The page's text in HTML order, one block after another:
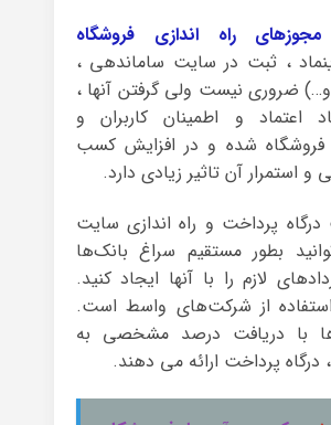
مجوزهای راه اندازی فروشگاه
، ثبت در سایت ساماندهی ،
و…) ضروری نیست ولی گرفتن آنها ،
اعتماد و اطمینان کاربران و
فروشگاه شده و در افزایش کسب
و استمرار آن تاثیر زیادی دارد.
درگاه پرداخت و راه اندازی سایت
بطور مستقیم سراغ بانک‌ها
لازم را با آنها ایجاد کنید.
از شرکت‌های واسط است.
با دریافت درصد مشخصی به
درگاه پرداخت ارائه می دهند.